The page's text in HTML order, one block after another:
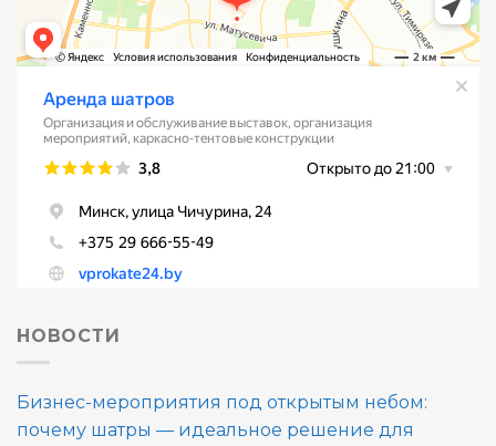
НОВОСТИ
Бизнес-мероприятия под открытым небом:
почему шатры — идеальное решение для